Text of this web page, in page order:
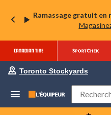
Ramassage gratuit en
Toronto Stockyards